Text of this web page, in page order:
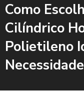
Como
Cilíndrico
Polietileno
Necessidade